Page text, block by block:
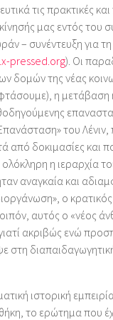
τις πρακτικές
μας εντός του
– συνέντευξη για
pressed.org). Οι
δομών της νέας
η
του
από δοκιμασίες και
η ιεραρχία
αναγκαία και
ο
αυτός ο «νέος
ακριβώς ενώ
στη
ιστορική
το ερώτημα που